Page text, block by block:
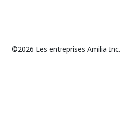
©2026 Les entreprises Amilia Inc.